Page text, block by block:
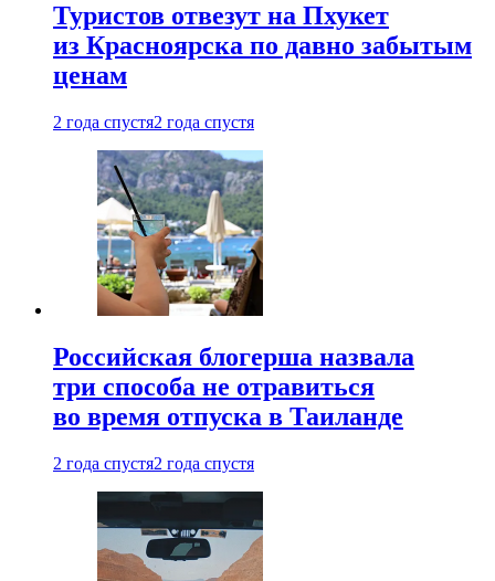
Туристов отвезут на Пхукет
из Красноярска по давно забытым
ценам
2 года спустя2 года спустя
Российская блогерша назвала
три способа не отравиться
во время отпуска в Таиланде
2 года спустя2 года спустя